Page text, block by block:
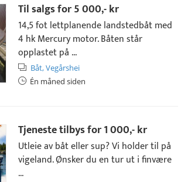
Til salgs for5 000,- kr
14,5 fot lettplanende landstedbåt med
4 hk Mercury motor. Båten står
opplastet på ...
Båt,Vegårshei
Én måned siden
Tjeneste tilbys for1 000,- kr
Utleie av båt eller sup? Vi holder til på
vigeland. Ønsker du en tur ut i finvære
...